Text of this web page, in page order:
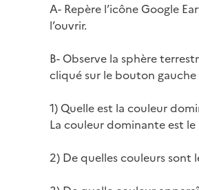
A- Repère l’icône Google
l’ouvrir.
B- Observe la sphère
cliqué sur le bouton gauche
1) Quelle est la couleur
La couleur dominante est
2) De quelles couleurs sont